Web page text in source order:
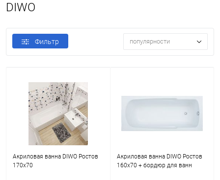
DIWO
Фильтр популярности
Акриловая ванна DIWO Ростов
170х70
Акриловая ванна DIWO Ростов
160х70 + бордюр для ванн